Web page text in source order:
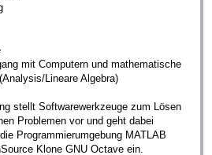
mit Computern und mathematische
Lineare Algebra)
stellt Softwarewerkzeuge zum Lösen
Problemen vor und geht dabei
Programmierumgebung MATLAB
Klone GNU Octave ein.